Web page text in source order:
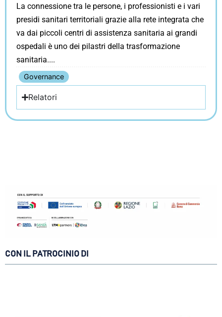
La connessione tra le persone, i professionisti e i vari
presidi sanitari territoriali grazie alla rete integrata che
va dai piccoli centri di assistenza sanitaria ai grandi
ospedali è uno dei pilastri della trasformazione
sanitaria.
Governance
Relatori
CON IL PATROCINIO DI